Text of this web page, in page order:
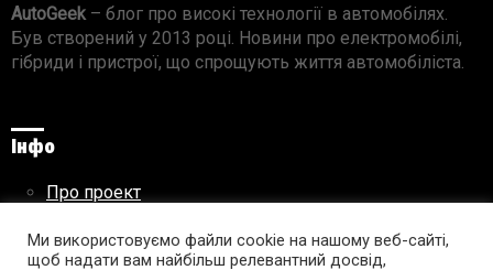
AutoGeek – блог про високі технології в автомобілях.
Був створений у 2013 році. Новини про електромобілі,
гібриди і пристрої, що спрощують життя автомобіліста.
Інфо
Про проект
Правила використання матеріалів
Ми використовуємо файли cookie на нашому веб-сайті,
щоб надати вам найбільш релевантний досвід,